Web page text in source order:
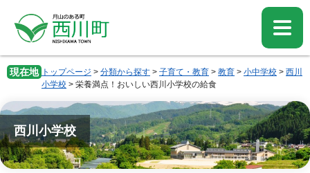
先
頭
す。
を
飛
し
本
文
へ
現在地 トップページ > 分類から探す > 子育て・教育 > 教育 > 小中学校 > 西川
小学校 > 栄養満点！おいしい西川小学校の給食
西川小学校